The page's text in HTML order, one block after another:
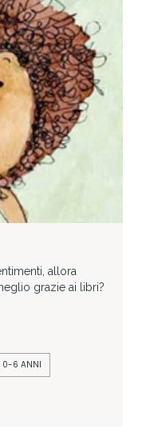
allora
grazie ai libri?
0-6 ANNI